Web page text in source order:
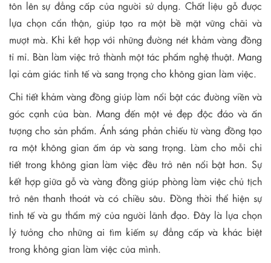
tôn lên sự đẳng cấp của người sử dụng. Chất liệu gỗ được
lựa chọn cẩn thận, giúp tạo ra một bề mặt vững chãi và
mượt mà. Khi kết hợp với những đường nét khảm vàng đồng
tỉ mỉ. Bàn làm việc trở thành một tác phẩm nghệ thuật. Mang
lại cảm giác tinh tế và sang trọng cho không gian làm việc.
Chi tiết khảm vàng đồng giúp làm nổi bật các đường viền và
góc cạnh của bàn. Mang đến một vẻ đẹp độc đáo và ấn
tượng cho sản phẩm. Ánh sáng phản chiếu từ vàng đồng tạo
ra một không gian ấm áp và sang trọng. Làm cho mỗi chi
tiết trong không gian làm việc đều trở nên nổi bật hơn. Sự
kết hợp giữa gỗ và vàng đồng giúp phòng làm việc chủ tịch
trở nên thanh thoát và có chiều sâu. Đồng thời thể hiện sự
tinh tế và gu thẩm mỹ của người lãnh đạo. Đây là lựa chọn
lý tưởng cho những ai tìm kiếm sự đẳng cấp và khác biệt
trong không gian làm việc của mình.